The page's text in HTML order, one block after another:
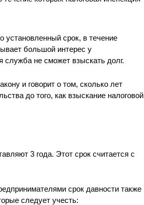
установленный срок, в течение
большой интерес у
служба не сможет взыскать долг.
и говорит о том, сколько лет
до того, как взыскание налоговой
3 года. Этот срок считается с
срок давности также
следует учесть: